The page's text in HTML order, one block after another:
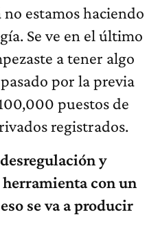
estamos haciendo
Se ve en el último
a tener algo
por la previa
puestos de
registrados.
y
herramienta con un
se va a producir